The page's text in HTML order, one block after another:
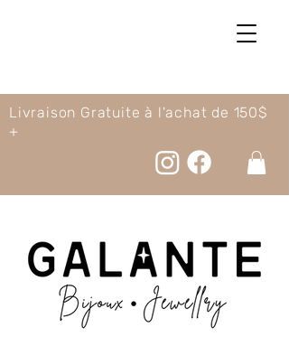
Livraison Gratuite à l'achat de 150$
+